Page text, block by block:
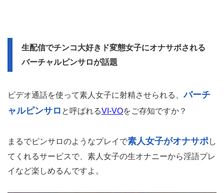
生配信でチンコ大好きド変態女子にオナサポされる
バーチャルピンサロが話題
ビデオ通話を使って素人女子に射精させられる、バーチ
ャルピンサロ と呼ばれるVI-VOをご存知ですか？
まるでピンサロのようなプレイで素人女子がオナサポし
てくれるサービスで、素人女子の生オナニーから淫語プレ
イなど楽しめるんですよ。